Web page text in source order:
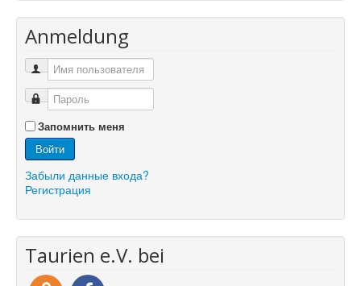
Anmeldung
Запомнить меня
Войти
Забыли данные входа?
Регистрация
Taurien e.V. bei